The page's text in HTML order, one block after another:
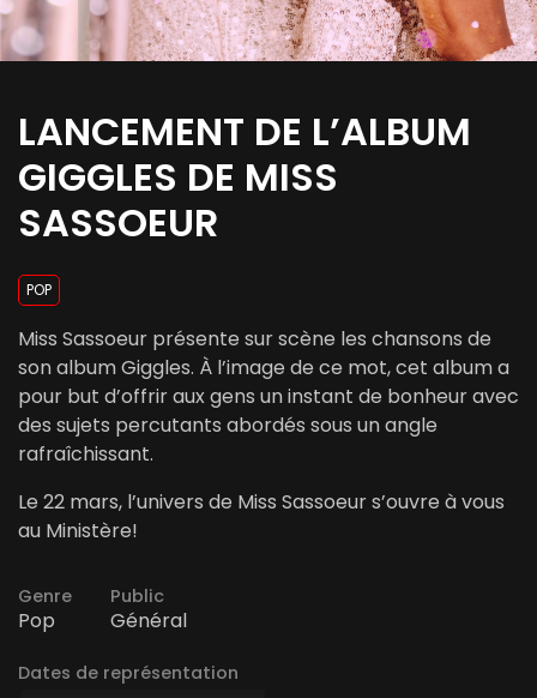
LANCEMENT DE L’ALBUM
GIGGLES DE MISS
SASSOEUR
POP
Miss Sassoeur présente sur scène les chansons de
son album Giggles. À l’image de ce mot, cet album a
pour but d’offrir aux gens un instant de bonheur avec
des sujets percutants abordés sous un angle
rafraîchissant.
Le 22 mars, l’univers de Miss Sassoeur s’ouvre à vous
au Ministère!
Genre
Pop
Public
Général
Dates de représentation